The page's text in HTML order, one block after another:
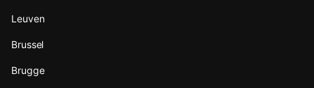
Leuven
Brussel
Brugge